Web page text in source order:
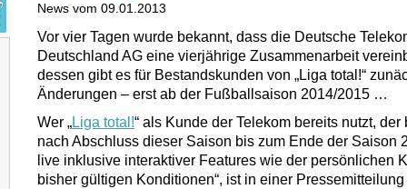
News vom 09.01.2013
Vor vier Tagen wurde bekannt, dass die Deutsche
Deutschland AG eine vierjährige Zusammenarbeit
dessen gibt es für Bestandskunden von „Liga total!“
Änderungen – erst ab der Fußballsaison 2014/2015 …
Wer „Liga total!“ als Kunde der Telekom bereits nutzt, der
nach Abschluss dieser Saison bis zum Ende der Saison
live inklusive interaktiver Features wie der persönlichen
bisher gültigen Konditionen“, ist in einer